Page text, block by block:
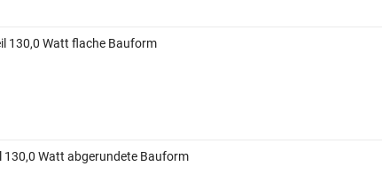
130,0 Watt flache Bauform
130,0 Watt abgerundete Bauform